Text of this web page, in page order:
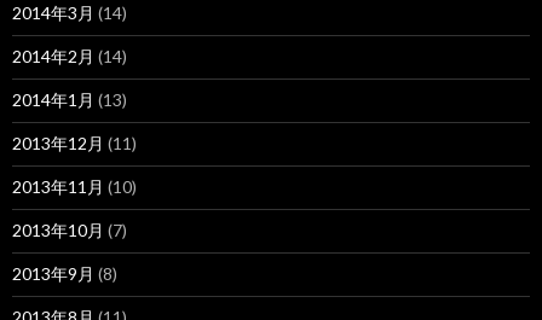
2014年3月 (14)
2014年2月 (14)
2014年1月 (13)
2013年12月 (11)
2013年11月 (10)
2013年10月 (7)
2013年9月 (8)